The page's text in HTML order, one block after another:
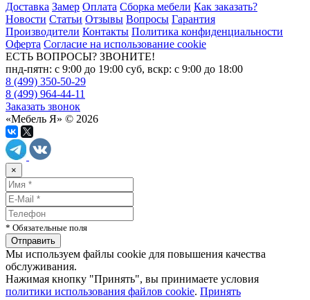
Доставка Замер Оплата Сборка мебели Как заказать?
Новости Статьи Отзывы Вопросы Гарантия
Производители Контакты Политика конфиденциальности
Оферта Согласие на использование cookie
ЕСТЬ ВОПРОСЫ? ЗВОНИТЕ!
пнд-пятн: с 9:00 до 19:00 суб, вскр: с 9:00 до 18:00
8 (499) 350-50-29
8 (499) 964-44-11
Заказать звонок
«Мебель Я» © 2026
×
* Обязательные поля
Мы используем файлы cookie для повышения качества
обслуживания.
Нажимая кнопку "Принять", вы принимаете условия
политики использования файлов cookie. Принять